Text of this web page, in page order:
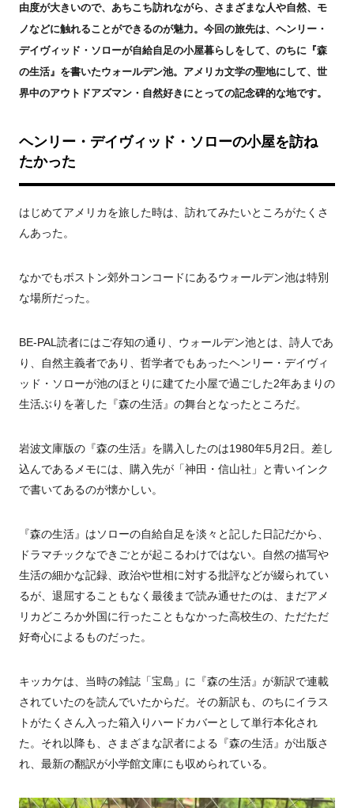
由度が大きいので、あちこち訪れながら、さまざまな人や自然、モ
ノなどに触れることができるのが魅力。今回の旅先は、ヘンリー・
デイヴィッド・ソローが自給自足の小屋暮らしをして、のちに『森
の生活』を書いたウォールデン池。アメリカ文学の聖地にして、世
界中のアウトドアズマン・自然好きにとっての記念碑的な地です。
ヘンリー・デイヴィッド・ソローの小屋を訪ね
たかった
はじめてアメリカを旅した時は、訪れてみたいところがたくさ
んあった。
なかでもボストン郊外コンコードにあるウォールデン池は特別
な場所だった。
BE-PAL読者にはご存知の通り、ウォールデン池とは、詩人であ
り、自然主義者であり、哲学者でもあったヘンリー・デイヴィ
ッド・ソローが池のほとりに建てた小屋で過ごした2年あまりの
生活ぶりを著した『森の生活』の舞台となったところだ。
岩波文庫版の『森の生活』を購入したのは1980年5月2日。差し
込んであるメモには、購入先が「神田・信山社」と青いインク
で書いてあるのが懐かしい。
『森の生活』はソローの自給自足を淡々と記した日記だから、
ドラマチックなできごとが起こるわけではない。自然の描写や
生活の細かな記録、政治や世相に対する批評などが綴られてい
るが、退屈することもなく最後まで読み通せたのは、まだアメ
リカどころか外国に行ったこともなかった高校生の、ただただ
好奇心によるものだった。
キッカケは、当時の雑誌「宝島」に『森の生活』が新訳で連載
されていたのを読んでいたからだ。その新訳も、のちにイラス
トがたくさん入った箱入りハードカバーとして単行本化され
た。それ以降も、さまざまな訳者による『森の生活』が出版さ
れ、最新の翻訳が小学館文庫にも収められている。